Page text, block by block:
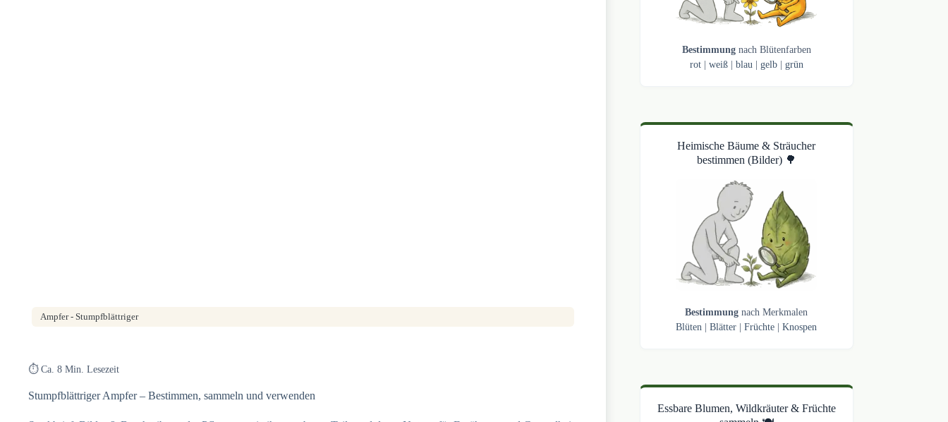
Ampfer - Stumpfblättriger
⏱️ Ca. 8 Min. Lesezeit
Stumpfblättriger Ampfer – Bestimmen, sammeln und verwenden
Bestimmung nach Blütenfarben
rot| weiß| blau gelb| grün
Heimische Bäume & Sträucher
bestimmen (Bilder) 🌳
Bestimmungnach Merkmalen
Blüten |Blätter |Früchte |Knospen
Essbare Blumen, Wildkräuter & Früchte